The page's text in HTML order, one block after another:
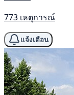
773 เหตุการณ์
แจ้งเตือน